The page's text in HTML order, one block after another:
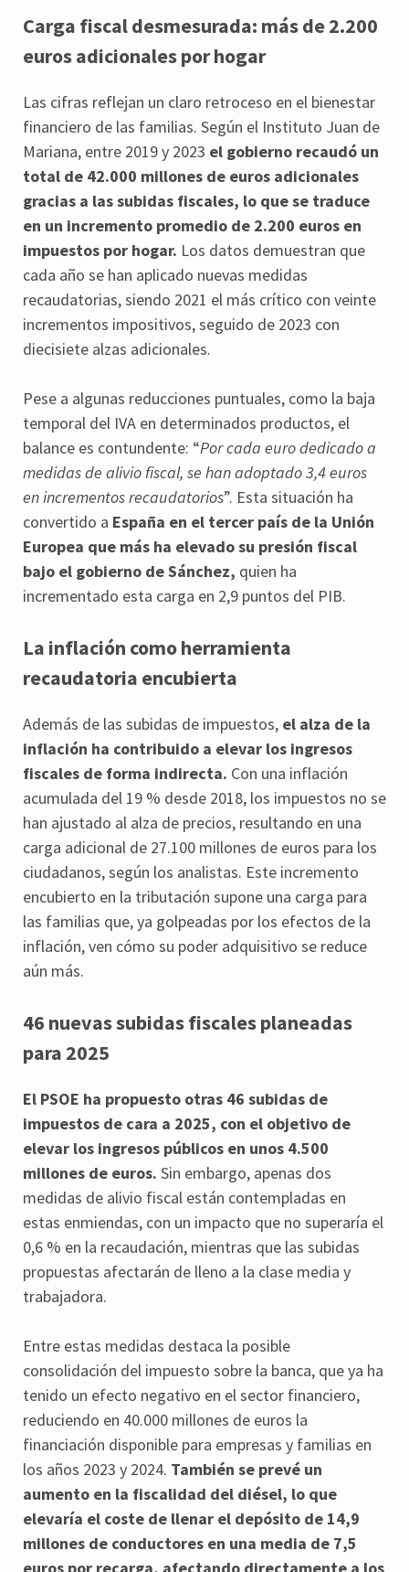
Carga fiscal desmesurada: más de 2.200
euros adicionales por hogar
Las cifras reflejan un claro retroceso en el bienestar
financiero de las familias. Según el Instituto Juan de
Mariana, entre 2019 y 2023 el gobierno recaudó un
total de 42.000 millones de euros adicionales
gracias a las subidas fiscales, lo que se traduce
en un incremento promedio de 2.200 euros en
impuestos por hogar. Los datos demuestran que
cada año se han aplicado nuevas medidas
recaudatorias, siendo 2021 el más crítico con veinte
incrementos impositivos, seguido de 2023 con
diecisiete alzas adicionales.
Pese a algunas reducciones puntuales, como la baja
temporal del IVA en determinados productos, el
balance es contundente: “Por cada euro dedicado a
medidas de alivio fiscal, se han adoptado 3,4 euros
en incrementos recaudatorios”. Esta situación ha
convertido a España en el tercer país de la Unión
Europea que más ha elevado su presión fiscal
bajo el gobierno de Sánchez, quien ha
incrementado esta carga en 2,9 puntos del PIB.
La inflación como herramienta
recaudatoria encubierta
Además de las subidas de impuestos, el alza de la
inflación ha contribuido a elevar los ingresos
fiscales de forma indirecta. Con una inflación
acumulada del 19 % desde 2018, los impuestos no se
han ajustado al alza de precios, resultando en una
carga adicional de 27.100 millones de euros para los
ciudadanos, según los analistas. Este incremento
encubierto en la tributación supone una carga para
las familias que, ya golpeadas por los efectos de la
inflación, ven cómo su poder adquisitivo se reduce
aún más.
46 nuevas subidas fiscales planeadas
para 2025
El PSOE ha propuesto otras 46 subidas de
impuestos de cara a 2025, con el objetivo de
elevar los ingresos públicos en unos 4.500
millones de euros. Sin embargo, apenas dos
medidas de alivio fiscal están contempladas en
estas enmiendas, con un impacto que no superaría el
0,6 % en la recaudación, mientras que las subidas
propuestas afectarán de lleno a la clase media y
trabajadora.
Entre estas medidas destaca la posible
consolidación del impuesto sobre la banca, que ya ha
tenido un efecto negativo en el sector financiero,
reduciendo en 40.000 millones de euros la
financiación disponible para empresas y familias en
los años 2023 y 2024. También se prevé un
aumento en la fiscalidad del diésel, lo que
elevaría el coste de llenar el depósito de 14,9
millones de conductores en una media de 7,5
euros por recarga, afectando directamente a los